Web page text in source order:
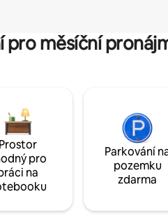
pro měsíční
Prostor
pro
na
Parkování
pozemku
zdarma